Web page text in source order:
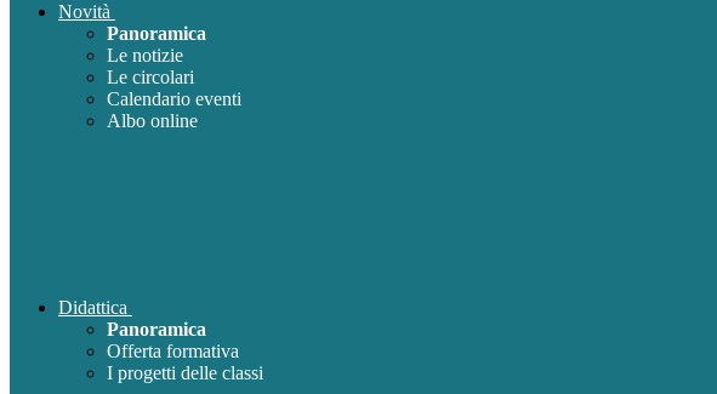
Novità
Panoramica
Le notizie
Le circolari
Calendario eventi
Albo online
Didattica
Panoramica
Offerta formativa
I progetti delle classi